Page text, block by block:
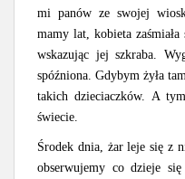
mi panów ze swojej
mamy lat, kobieta
wskazując jej szkraba.
spóźniona. Gdybym żyła
takich dzieciaczków. A
świecie.
Środek dnia, żar leje się z
obserwujemy co dzieje